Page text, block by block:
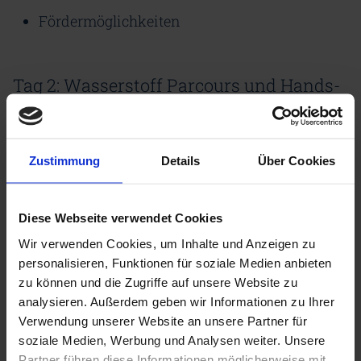
Zustimmung Details Über Cookies
Diese Webseite verwendet Cookies
Wir verwenden Cookies, um Inhalte und Anzeigen zu
personalisieren, Funktionen für soziale Medien anbieten
zu können und die Zugriffe auf unsere Website zu
analysieren. Außerdem geben wir Informationen zu Ihrer
Verwendung unserer Website an unsere Partner für
soziale Medien, Werbung und Analysen weiter. Unsere
Fördermöglichkeiten
Tag 2: Wasserstoff Parcours und Hands-
on Trainings
Augsburg, Technische Hochschule Augsburg,
GmbH und GP JOULE GmbH)
Tag 3: Best Practice Beispiele und
Unternehmensexkursionen
u. a. Cevotec GmbH, Proton Motor Fuel Cell GmbH